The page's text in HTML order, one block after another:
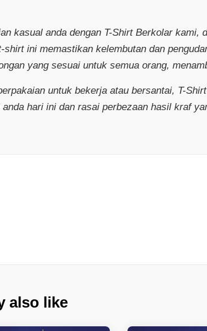
kasual anda dengan T-Shirt Berkolar
ini memastikan kelembutan dan
yang sesuai untuk semua orang,
untuk bekerja atau bersantai, T-
hari ini dan rasai perbezaan hasil kraf
also like